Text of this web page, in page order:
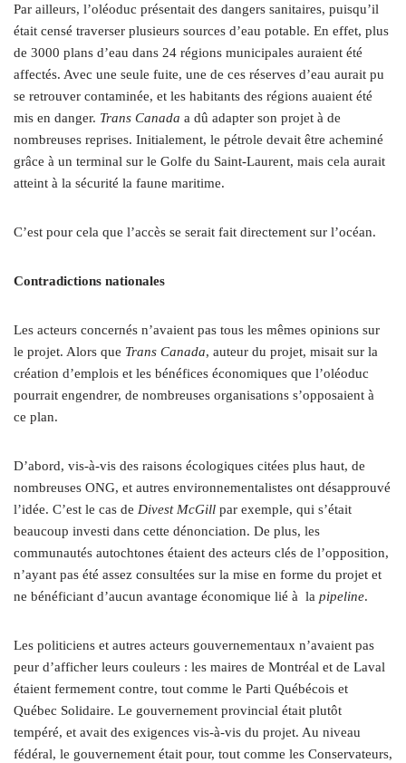
Par ailleurs, l’oléoduc présentait des dangers sanitaires, puisqu’il
était censé traverser plusieurs sources d’eau potable. En effet, plus
de 3000 plans d’eau dans 24 régions municipales auraient été
affectés. Avec une seule fuite, une de ces réserves d’eau aurait pu
se retrouver contaminée, et les habitants des régions auaient été
mis en danger. Trans Canada a dû adapter son projet à de
nombreuses reprises. Initialement, le pétrole devait être acheminé
grâce à un terminal sur le Golfe du Saint-Laurent, mais cela aurait
atteint à la sécurité la faune maritime.
C’est pour cela que l’accès se serait fait directement sur l’océan.
Contradictions nationales
Les acteurs concernés n’avaient pas tous les mêmes opinions sur
le projet. Alors que Trans Canada, auteur du projet, misait sur la
création d’emplois et les bénéfices économiques que l’oléoduc
pourrait engendrer, de nombreuses organisations s’opposaient à
ce plan.
D’abord, vis-à-vis des raisons écologiques citées plus haut, de
nombreuses ONG, et autres environnementalistes ont désapprouvé
l’idée. C’est le cas de Divest McGill par exemple, qui s’était
beaucoup investi dans cette dénonciation. De plus, les
communautés autochtones étaient des acteurs clés de l’opposition,
n’ayant pas été assez consultées sur la mise en forme du projet et
ne bénéficiant d’aucun avantage économique lié à la pipeline.
Les politiciens et autres acteurs gouvernementaux n’avaient pas
peur d’afficher leurs couleurs : les maires de Montréal et de Laval
étaient fermement contre, tout comme le Parti Québécois et
Québec Solidaire. Le gouvernement provincial était plutôt
tempéré, et avait des exigences vis-à-vis du projet. Au niveau
fédéral, le gouvernement était pour, tout comme les Conservateurs,